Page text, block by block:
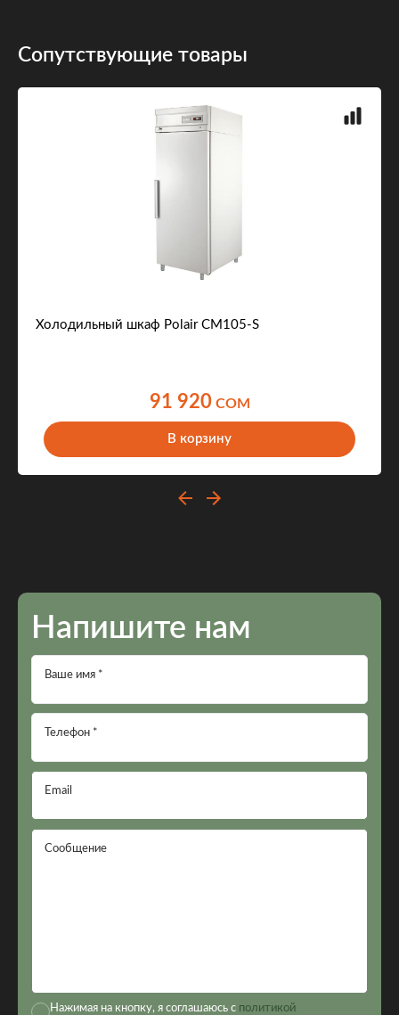
Сопутствующие товары
Холодильный шкаф Polair CM105-S
91 920COM
В корзину
Напишите нам
Ваше имя *
Телефон *
Email
Сообщение
Нажимая на кнопку, я соглашаюсь с политикой